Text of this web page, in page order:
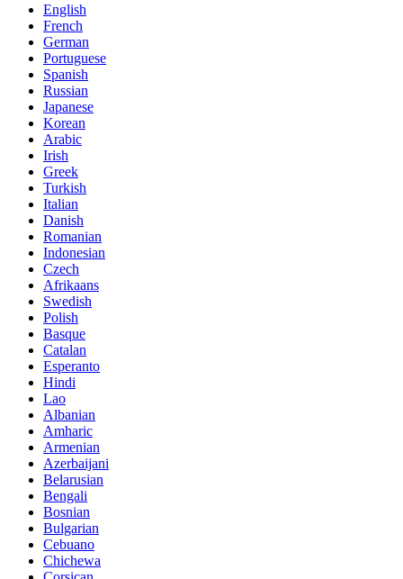
English
French
German
Portuguese
Spanish
Russian
Japanese
Korean
Arabic
Irish
Greek
Turkish
Italian
Danish
Romanian
Indonesian
Czech
Afrikaans
Swedish
Polish
Basque
Catalan
Esperanto
Hindi
Lao
Albanian
Amharic
Armenian
Azerbaijani
Belarusian
Bengali
Bosnian
Bulgarian
Cebuano
Chichewa